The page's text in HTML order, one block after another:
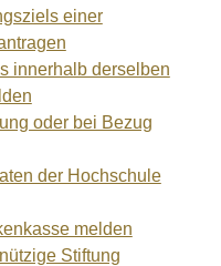
einer
innerhalb derselben
oder bei Bezug
der Hochschule
melden
Stiftung